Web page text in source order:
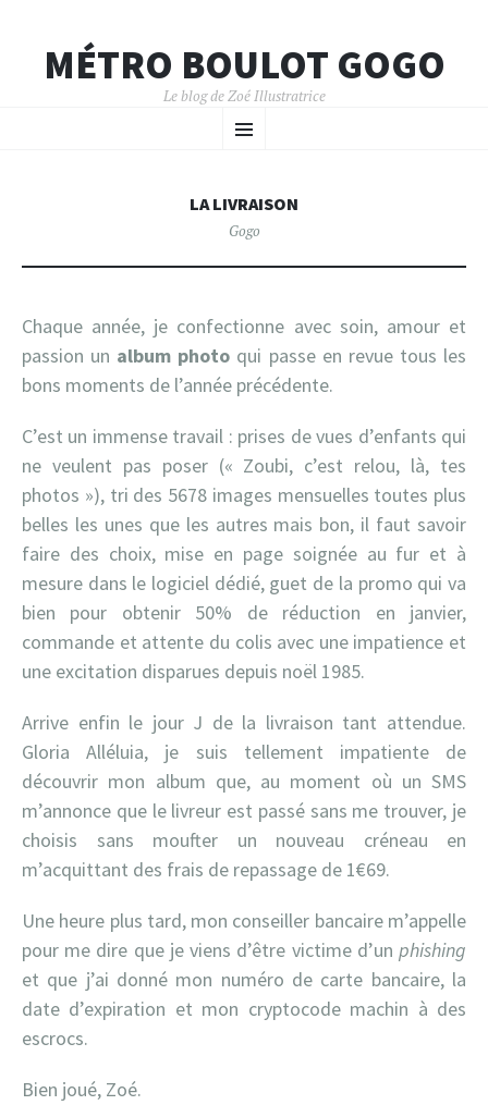
MÉTRO BOULOT GOGO
Le blog de Zoé Illustratrice
MENU
AU
LA LIVRAISON
Gogo
Chaque année, je confectionne avec soin, amour et
passion un album photo qui passe en revue tous les
bons moments de l’année précédente.
C’est un immense travail : prises de vues d’enfants qui
ne veulent pas poser (« Zoubi, c’est relou, là, tes
photos »), tri des 5678 images mensuelles toutes plus
belles les unes que les autres mais bon, il faut savoir
faire des choix, mise en page soignée au fur et à
mesure dans le logiciel dédié, guet de la promo qui va
bien pour obtenir 50% de réduction en janvier,
commande et attente du colis avec une impatience et
une excitation disparues depuis noël 1985.
Arrive enfin le jour J de la livraison tant attendue.
Gloria Alléluia, je suis tellement impatiente de
découvrir mon album que, au moment où un SMS
m’annonce que le livreur est passé sans me trouver, je
choisis sans moufter un nouveau créneau en
m’acquittant des frais de repassage de 1€69.
Une heure plus tard, mon conseiller bancaire m’appelle
pour me dire que je viens d’être victime d’un phishing
et que j’ai donné mon numéro de carte bancaire, la
date d’expiration et mon cryptocode machin à des
escrocs.
Bien joué, Zoé.